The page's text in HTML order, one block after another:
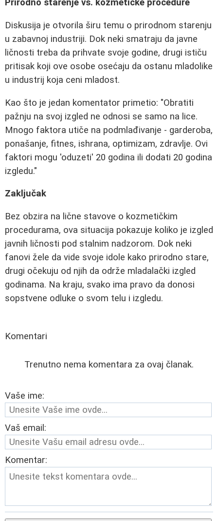
Prirodno starenje vs. kozmetičke procedure
Diskusija je otvorila širu temu o prirodnom starenju
u zabavnoj industriji. Dok neki smatraju da javne
ličnosti treba da prihvate svoje godine, drugi ističu
pritisak koji ove osobe osećaju da ostanu mladolike
u industrij koja ceni mladost.
Kao što je jedan komentator primetio: "Obratiti
pažnju na svoj izgled ne odnosi se samo na lice.
Mnogo faktora utiče na podmlađivanje - garderoba,
ponašanje, fitnes, ishrana, optimizam, zdravlje. Ovi
faktori mogu 'oduzeti' 20 godina ili dodati 20 godina
izgledu."
Zaključak
Bez obzira na lične stavove o kozmetičkim
procedurama, ova situacija pokazuje koliko je izgled
javnih ličnosti pod stalnim nadzorom. Dok neki
fanovi žele da vide svoje idole kako prirodno stare,
drugi očekuju od njih da održe mladalački izgled
godinama. Na kraju, svako ima pravo da donosi
sopstvene odluke o svom telu i izgledu.
Komentari
Trenutno nema komentara za ovaj članak.
Vaše ime:
Vaš email:
Komentar: